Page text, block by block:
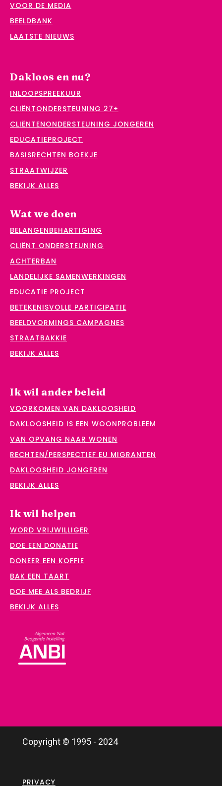
VOOR DE MEDIA
BEELDBANK
LAATSTE NIEUWS
Dakloos en nu?
INLOOPSPREEKUUR
CLIËNTONDERSTEUNING 27+
CLIËNTENONDERSTEUNING JONGEREN
EDUCATIEPROJECT
BASISRECHTEN BOEKJE
STRAATWIJZER
BEKIJK ALLES
Wat we doen
BELANGENBEHARTIGING
CLIËNT ONDERSTEUNING
ACHTERBAN
LANDELIJKE SAMENWERKINGEN
EDUCATIE PROJECT
BETEKENISVOLLE PARTICIPATIE
BEELDVORMINGS CAMPAGNES
STRAATBAKKIE
BEKIJK ALLES
Ik wil ander beleid
VOORKOMEN VAN DAKLOOSHEID
DAKLOOSHEID IS EEN WOONPROBLEEM
VAN OPVANG NAAR WONEN
RECHTEN/PERSPECTIEF EU MIGRANTEN
DAKLOOSHEID JONGEREN
BEKIJK ALLES
Ik wil helpen
WORD VRIJWILLIGER
DOE EEN DONATIE
DONEER EEN KOFFIE
BAK EEN TAART
DOE MEE ALS BEDRIJF
BEKIJK ALLES
Copyright © 1995 - 2024
PRIVACY